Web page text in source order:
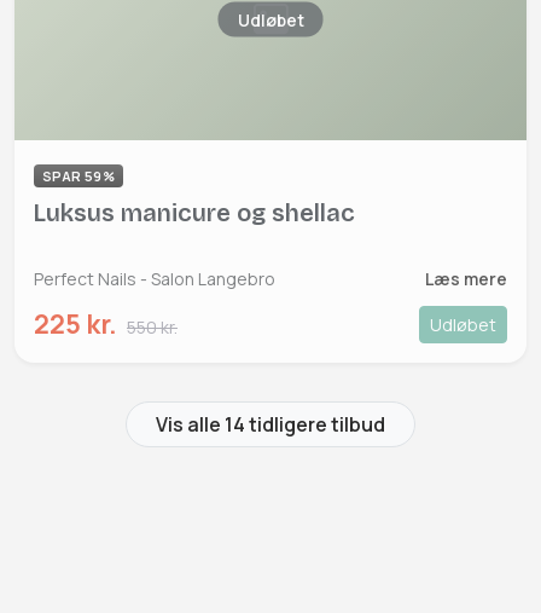
Udløbet
SPAR 59%
Luksus manicure og shellac
Perfect Nails - Salon Langebro Læs mere
225 kr. 550 kr. Udløbet
Vis alle 14 tidligere tilbud